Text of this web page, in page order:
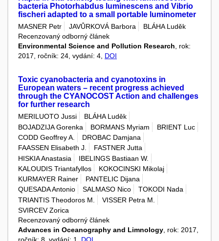
bacteria Photorhabdus luminescens and Vibrio
fischeri adapted to a small portable luminometer
MASNER Petr JAVŮRKOVÁ Barbora
BLÁHA Luděk
Recenzovaný odborný článek
Environmental Science and Pollution Research , rok:
2017, ročník: 24, vydání: 4, DOI
Toxic cyanobacteria and cyanotoxins in
European waters – recent progress achieved
through the CYANOCOST Action and challenges
for further research
MERILUOTO Jussi
BLÁHA Luděk
BOJADZIJA Gorenka
BORMANS Myriam
BRIENT Luc
CODD Geoffrey A.
DROBAC Damjana
FAASSEN Elisabeth J.
FASTNER Jutta
HISKIA Anastasia
IBELINGS Bastiaan W.
KALOUDIS Triantafyllos
KOKOCINSKI Mikolaj
KURMAYER Rainer
PANTELIC Dijana
QUESADA Antonio
SALMASO Nico
TOKODI Nada
TRIANTIS Theodoros M.
VISSER Petra M.
SVIRCEV Zorica
Recenzovaný odborný článek
Advances in Oceanography and Limnology , rok: 2017,